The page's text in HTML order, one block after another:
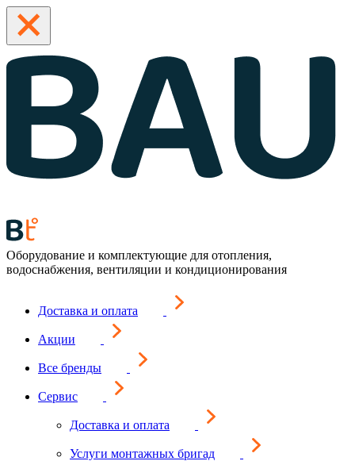
Оборудование и комплектующие для отопления,
водоснабжения, вентиляции и кондиционирования
Доставка и оплата
Акции
Все бренды
Сервис
Доставка и оплата
Услуги монтажных бригад